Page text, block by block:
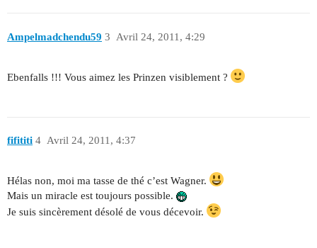
Ampelmadchendu59 Avril 24, 2011, 4:29
3
Ebenfalls !!! Vous aimez les Prinzen visiblement ?
fifititi Avril 24, 2011, 4:37
4
Hélas non, moi ma tasse de thé c’est Wagner.
Mais un miracle est toujours possible.
Je suis sincèrement désolé de vous décevoir.